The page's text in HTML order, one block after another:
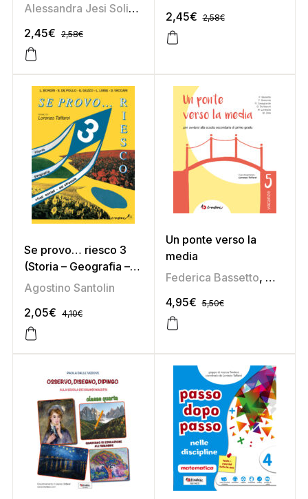
Alessandra Jesi Soligoni
2,45€ 2,58€
2,45€ 2,58€
Se provo… riesco 3
(Storia – Geografia –
Studi sociali –
Agostino Santolin
2,05€ 4,10€
Un ponte verso la
media
Federica Bassetto, Magda
4,95€ 5,50€